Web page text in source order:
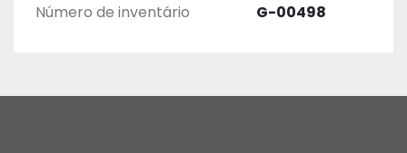
Número de inventário
G-00498